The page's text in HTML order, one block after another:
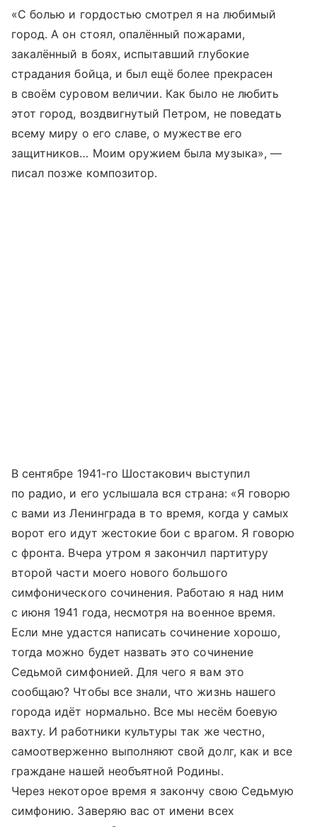
«С болью и гордостью смотрел я на любимый
город. А он стоял, опалённый пожарами,
закалённый в боях, испытавший глубокие
страдания бойца, и был ещё более прекрасен
в своём суровом величии. Как было не любить
этот город, воздвигнутый Петром, не поведать
всему миру о его славе, о мужестве его
защитников… Моим оружием была музыка», —
писал позже композитор.
В сентябре 1941-го Шостакович выступил
по радио, и его услышала вся страна: «Я говорю
с вами из Ленинграда в то время, когда у самых
ворот его идут жестокие бои с врагом. Я говорю
с фронта. Вчера утром я закончил партитуру
второй части моего нового большого
симфонического сочинения. Работаю я над ним
с июня 1941 года, несмотря на военное время.
Если мне удастся написать сочинение хорошо,
тогда можно будет назвать это сочинение
Седьмой симфонией. Для чего я вам это
сообщаю? Чтобы все знали, что жизнь нашего
города идёт нормально. Все мы несём боевую
вахту. И работники культуры так же честно,
самоотверженно выполняют свой долг, как и все
граждане нашей необъятной Родины.
Через некоторое время я закончу свою Седьмую
симфонию. Заверяю вас от имени всех